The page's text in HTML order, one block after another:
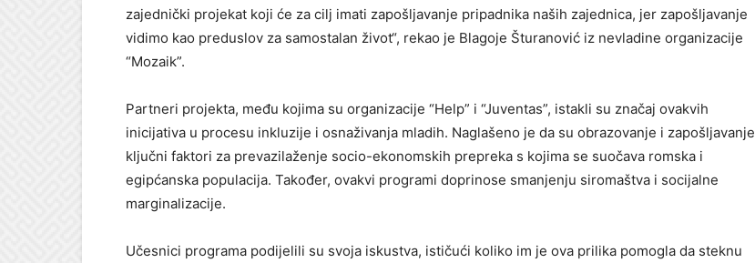
zajednički projekat koji će za cilj imati zapošljavanje pripadnika naših zajednica, jer zapošljavanje
vidimo kao preduslov za samostalan život“, rekao je Blagoje Šturanović iz nevladine organizacije
“Mozaik”.
Partneri projekta, među kojima su organizacije “Help” i “Juventas”, istakli su značaj ovakvih
inicijativa u procesu inkluzije i osnaživanja mladih. Naglašeno je da su obrazovanje i zapošljavanje
ključni faktori za prevazilaženje socio-ekonomskih prepreka s kojima se suočava romska i
egipćanska populacija. Također, ovakvi programi doprinose smanjenju siromaštva i socijalne
marginalizacije.
Učesnici programa podijelili su svoja iskustva, ističući koliko im je ova prilika pomogla da steknu